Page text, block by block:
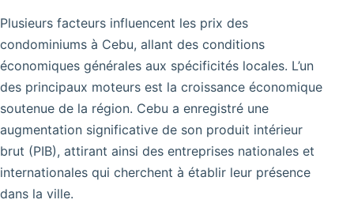
Plusieurs facteurs influencent les prix des
condominiums à Cebu, allant des conditions
économiques générales aux spécificités locales. L’un
des principaux moteurs est la croissance économique
soutenue de la région. Cebu a enregistré une
augmentation significative de son produit intérieur
brut (PIB), attirant ainsi des entreprises nationales et
internationales qui cherchent à établir leur présence
dans la ville.